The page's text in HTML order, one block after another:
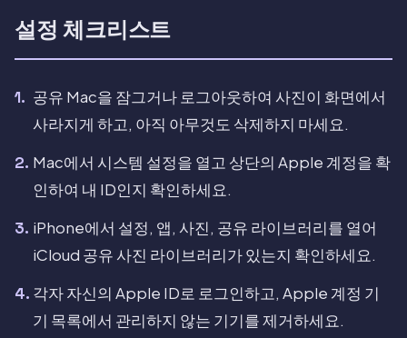
설정 체크리스트
공유 Mac을 잠그거나 로그아웃하여 사진이 화면에서
사라지게 하고, 아직 아무것도 삭제하지 마세요.
Mac에서 시스템 설정을 열고 상단의 Apple 계정을 확
인하여 내 ID인지 확인하세요.
iPhone에서 설정, 앱, 사진, 공유 라이브러리를 열어
iCloud 공유 사진 라이브러리가 있는지 확인하세요.
각자 자신의 Apple ID로 로그인하고, Apple 계정 기
기 목록에서 관리하지 않는 기기를 제거하세요.